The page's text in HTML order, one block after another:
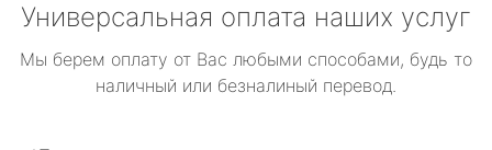
Универсальная оплата наших услуг
Мы берем оплату от Вас любыми способами, будь то
наличный или безналиный перевод.